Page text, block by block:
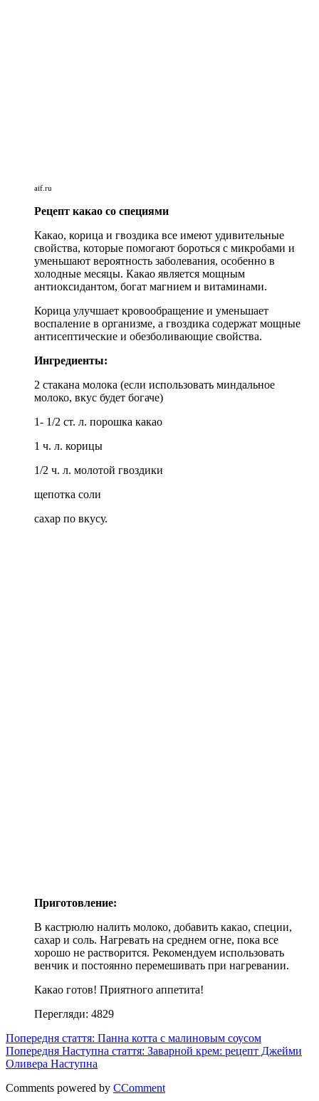
aif.ru
Рецепт какао со специями
Какао, корица и гвоздика все имеют удивительные
свойства, которые помогают бороться с микробами и
уменьшают вероятность заболевания, особенно в
холодные месяцы. Какао является мощным
антиоксидантом, богат магнием и витаминами.
Корица улучшает кровообращение и уменьшает
воспаление в организме, а гвоздика содержат мощные
антисептические и обезболивающие свойства.
Ингредиенты:
2 стакана молока (если использовать миндальное
молоко, вкус будет богаче)
1- 1/2 ст. л. порошка какао
1 ч. л. корицы
1/2 ч. л. молотой гвоздики
щепотка соли
сахар по вкусу.
Приготовление:
В кастрюлю налить молоко, добавить какао, специи,
сахар и соль. Нагревать на среднем огне, пока все
хорошо не растворится. Рекомендуем использовать
венчик и постоянно перемешивать при нагревании.
Какао готов! Приятного аппетита!
Перегляди: 4829
Попередня стаття: Панна котта с малиновым соусом
Попередня Наступна стаття: Заварной крем: рецепт Джейми
Оливера Наступна
Comments powered by CComment